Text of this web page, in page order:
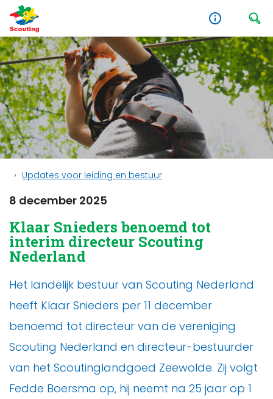
Updates voor leiding en bestuur
8 december 2025
Klaar Snieders benoemd tot
interim directeur Scouting
Nederland
Het landelijk bestuur van Scouting Nederland
heeft Klaar Snieders per 11 december
benoemd tot directeur van de vereniging
Scouting Nederland en directeur-bestuurder
van het Scoutinglandgoed Zeewolde. Zij volgt
Fedde Boersma op, hij neemt na 25 jaar op 1